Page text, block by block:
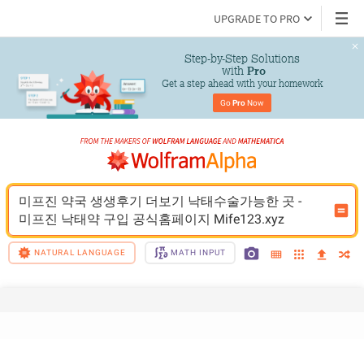
UPGRADE TO PRO
Step-by-Step Solutions
with Pro
Get a step ahead with your homework
Go Pro Now
미프진 약국 생생후기 더보기 낙태수술가능한 곳 -
미프진 낙태약 구입 공식홈페이지 Mife123.xyz
NATURAL LANGUAGE MATH INPUT